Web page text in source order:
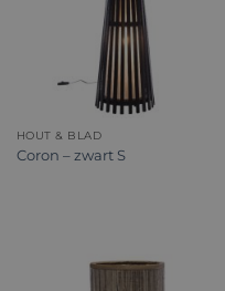
HOUT & BLAD
Coron – zwart S